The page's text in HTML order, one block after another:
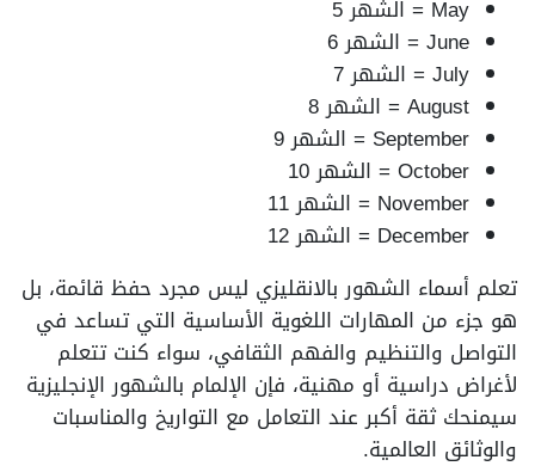
May = الشهر 5
June = الشهر 6
July = الشهر 7
August = الشهر 8
September = الشهر 9
October = الشهر 10
November = الشهر 11
December = الشهر 12
تعلم أسماء الشهور بالانقليزي ليس مجرد حفظ قائمة، بل
هو جزء من المهارات اللغوية الأساسية التي تساعد في
التواصل والتنظيم والفهم الثقافي، سواء كنت تتعلم
لأغراض دراسية أو مهنية، فإن الإلمام بالشهور الإنجليزية
سيمنحك ثقة أكبر عند التعامل مع التواريخ والمناسبات
والوثائق العالمية.